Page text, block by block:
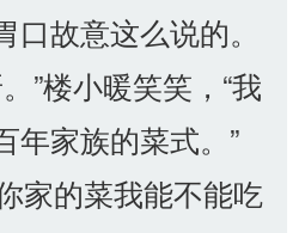
故意这么说的。
”楼小暖笑笑，“我
年家族的菜式。”
家的菜我能不能吃